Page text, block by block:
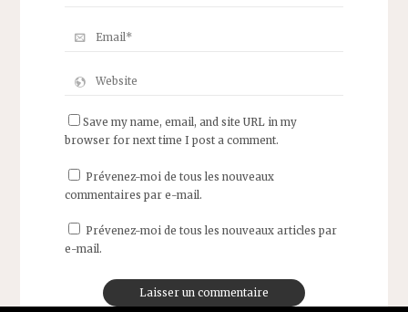
Save my name, email, and site URL in my
browser for next time I post a comment.
Prévenez-moi de tous les nouveaux
commentaires par e-mail.
Prévenez-moi de tous les nouveaux articles par
e-mail.